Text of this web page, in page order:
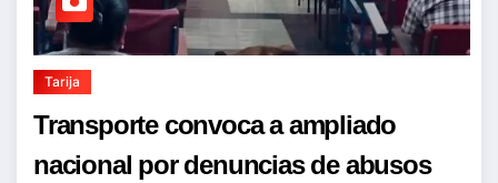
Tarija
Transporte convoca a ampliado
nacional por denuncias de abusos